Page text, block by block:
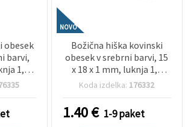
obesek
barvi,
1,5
NOVO
Božična hiška kovinski
obesek v srebrni barvi, 15
x 18 x 1 mm, luknja 1,5
mm – 5 kosov
Koda izdelka: 176332
1.40€ 1-9 paket